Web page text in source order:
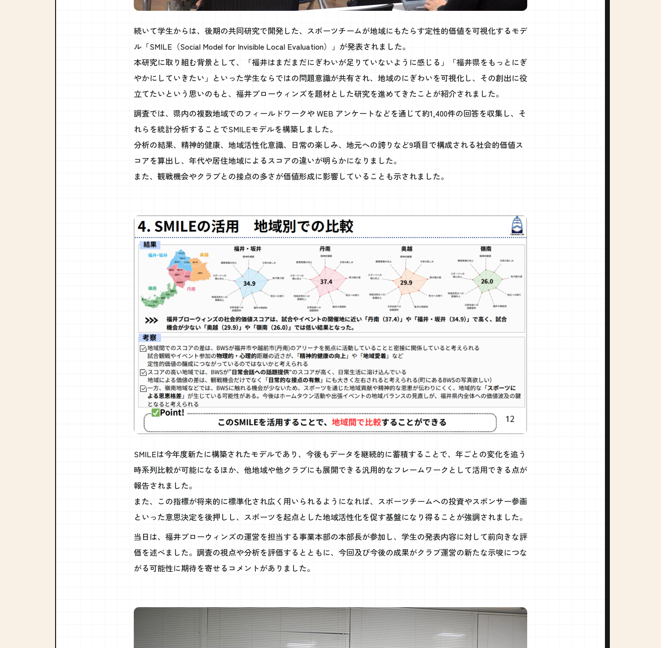
続いて学生からは、後期の共同研究で開発した、スポーツチームが地域にもたらす定性的価値を可視化するモデ
ル「SMILE（Social Model for Invisible Local Evaluation）」が発表されました。
本研究に取り組む背景として、「福井はまだまだにぎわいが足りていないように感じる」「福井県をもっとにぎ
やかにしていきたい」といった学生ならではの問題意識が共有され、地域のにぎわいを可視化し、その創出に役
立てたいという思いのもと、福井ブローウィンズを題材とした研究を進めてきたことが紹介されました。
調査では、県内の複数地域でのフィールドワークや WEB アンケートなどを通じて約1,400件の回答を収集し、そ
れらを統計分析することでSMILEモデルを構築しました。
分析の結果、精神的健康、地域活性化意識、日常の楽しみ、地元への誇りなど9項目で構成される社会的価値ス
コアを算出し、年代や居住地域によるスコアの違いが明らかになりました。
また、観戦機会やクラブとの接点の多さが価値形成に影響していることも示されました。
SMILEは今年度新たに構築されたモデルであり、今後もデータを継続的に蓄積することで、年ごとの変化を追う
時系列比較が可能になるほか、他地域や他クラブにも展開できる汎用的なフレームワークとして活用できる点が
報告されました。
また、この指標が将来的に標準化され広く用いられるようになれば、スポーツチームへの投資やスポンサー参画
といった意思決定を後押しし、スポーツを起点とした地域活性化を促す基盤になり得ることが強調されました。
当日は、福井ブローウィンズの運営を担当する事業本部の本部長が参加し、学生の発表内容に対して前向きな評
価を述べました。調査の視点や分析を評価するとともに、今回及び今後の成果がクラブ運営の新たな示唆につな
がる可能性に期待を寄せるコメントがありました。